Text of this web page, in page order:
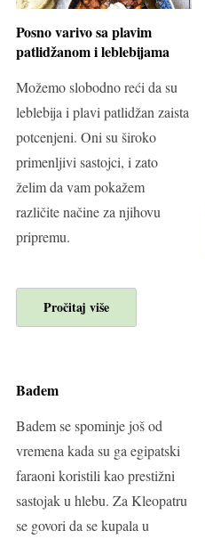
Posno varivo sa plavim
patlidžanom i leblebijama
Možemo slobodno reći da su
leblebija i plavi patlidžan zaista
potcenjeni. Oni su široko
primenljivi sastojci, i zato
želim da vam pokažem
različite načine za njihovu
pripremu.
Pročitaj više
Badem
Badem se spominje još od
vremena kada su ga egipatski
faraoni koristili kao prestižni
sastojak u hlebu. Za Kleopatru
se govori da se kupala u